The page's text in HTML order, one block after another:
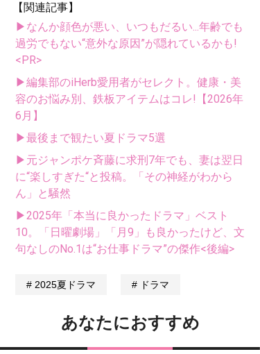
【関連記事】
▶なんか顔色が悪い、いつもだるい...年齢でも
過労でもない“意外な原因”が隠れているかも!
<PR>
▶編集部のiHerb愛用者がセレクト。健康・美
容のお悩み別、鉄板アイテムはコレ!【2026年
6月】
▶最後まで観たい夏ドラマ5選
▶元ジャンポケ斉藤に求刑7年でも、妻は翌日
に“楽しすぎた“と投稿。「その神経がわから
ん」と騒然
▶2025年「本当に良かったドラマ」ベスト
10。「日曜劇場」「月9」も良かったけど、文
句なしのNo.1は“お仕事ドラマ”の傑作<後編>
2025夏ドラマ ドラマ
あなたにおすすめ